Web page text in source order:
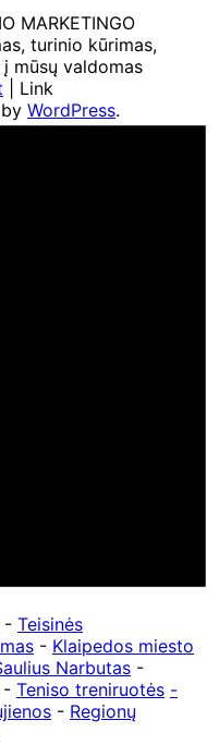
MARKETINGO
turinio kūrimas,
mūsų valdomas
| Link
WordPress.
- Teisinės
- Klaipedos miesto
Narbutas -
- Teniso treniruotės -
- Regionų